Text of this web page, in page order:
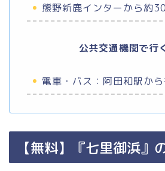
熊野新鹿インターから約
公共交通機関で行
電車・バス：阿田和駅か
【無料】『七里御浜』